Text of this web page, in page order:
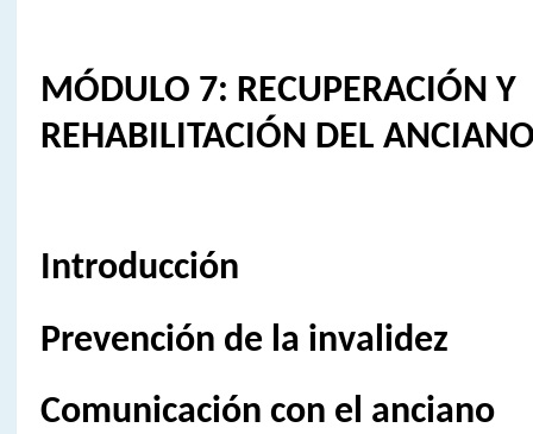
MÓDULO 7: RECUPERACIÓN Y
REHABILITACIÓN DEL
Introducción
Prevención de la invalidez
Comunicación con el anciano